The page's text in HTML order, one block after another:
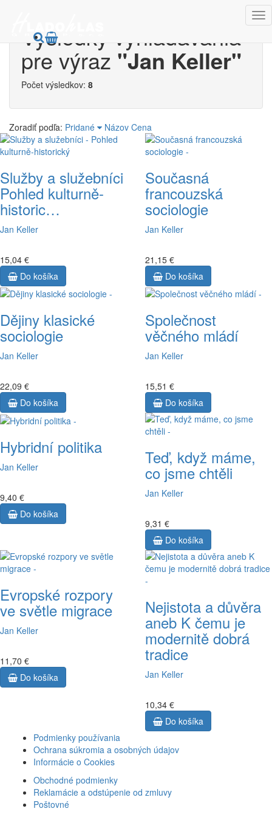
Výsledky vyhľadávania
pre výraz "Jan Keller"
Počet výsledkov: 8
Zoradiť podľa: Pridané Názov Cena
Služby a služebníci
Pohled kulturně-
historic…
Jan Keller
15,04 €
Do košíka
Současná
francouzská
sociologie
Jan Keller
21,15 €
Do košíka
Dějiny klasické
sociologie
Jan Keller
22,09 €
Do košíka
Společnost
věčného mládí
Jan Keller
15,51 €
Do košíka
Hybridní politika
Jan Keller
9,40 €
Do košíka
Teď, když máme,
co jsme chtěli
Jan Keller
9,31 €
Do košíka
Evropské rozpory
ve světle migrace
Jan Keller
11,70 €
Do košíka
Nejistota a důvěra
aneb K čemu je
modernitě dobrá
tradice
Jan Keller
10,34 €
Do košíka
Podmienky používania
Ochrana súkromia a osobných údajov
Informácie o Cookies
Obchodné podmienky
Reklamácie a odstúpenie od zmluvy
Poštovné